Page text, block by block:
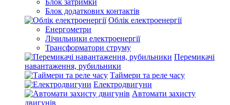
Блок затримки
Блок додаткових контактів
Облік електроенергії
Енергометри
Лічильники електроенергії
Трансформатори струму
Перемикачі
навантаження, рубильники
Таймери та реле часу
Електродвигуни
Автомати захисту
двигунів